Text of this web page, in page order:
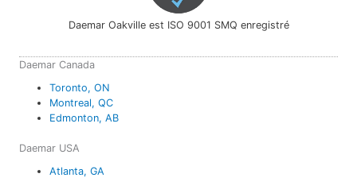
Daemar Oakville est ISO 9001 SMQ enregistré
Daemar Canada
Toronto, ON
Montreal, QC
Edmonton, AB
Daemar USA
Atlanta, GA